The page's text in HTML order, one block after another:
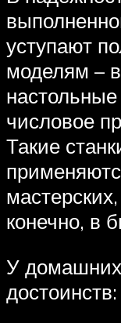
уступают
моделям –
числовое
Такие
конечно, в
У домашних
достоинств: